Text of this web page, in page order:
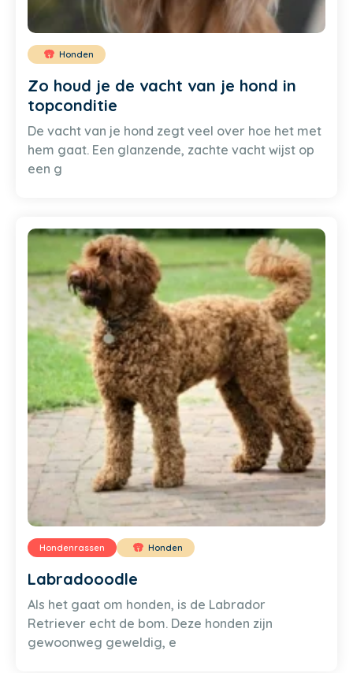
Honden
Zo houd je de vacht van je hond in
topconditie
De vacht van je hond zegt veel over hoe het met
hem gaat. Een glanzende, zachte vacht wijst op
een g
Hondenrassen Honden
Labradooodle
Als het gaat om honden, is de Labrador
Retriever echt de bom. Deze honden zijn
gewoonweg geweldig, e